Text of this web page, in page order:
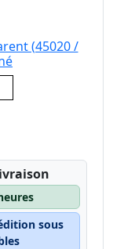
(45020 /
sous